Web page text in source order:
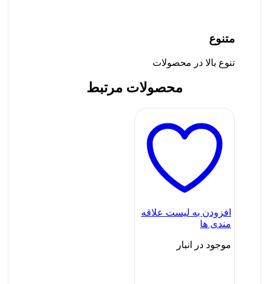
متنوع
تنوع بالا در محصولات
محصولات مرتبط
افزودن به لیست علاقه
مندی ها
موجود در انبار